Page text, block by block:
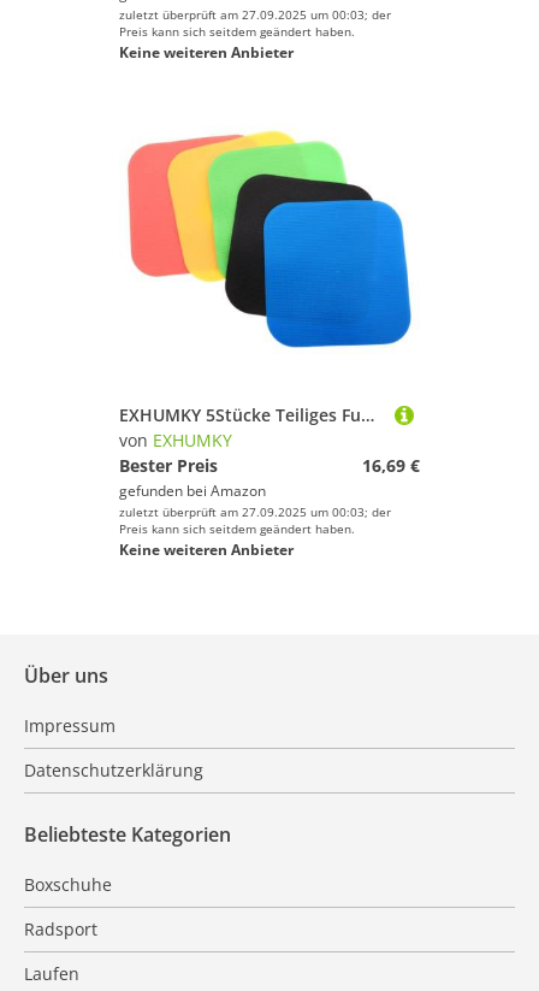
zuletzt überprüft am 27.09.2025 um 00:03; der
Preis kann sich seitdem geändert haben.
Keine weiteren Anbieter
EXHUMKY 5Stücke Teiliges Fußball Trainingsmatte Flache Disk Marker rutschfest für Präzises Training Bunte Farben für Kids und Jugendliche für Übungen und Technikverbesserung
von EXHUMKY
Bester Preis
16,69 €
gefunden bei Amazon
zuletzt überprüft am 27.09.2025 um 00:03; der
Preis kann sich seitdem geändert haben.
Keine weiteren Anbieter
Über uns
Impressum
Datenschutzerklärung
Beliebteste Kategorien
Boxschuhe
Radsport
Laufen